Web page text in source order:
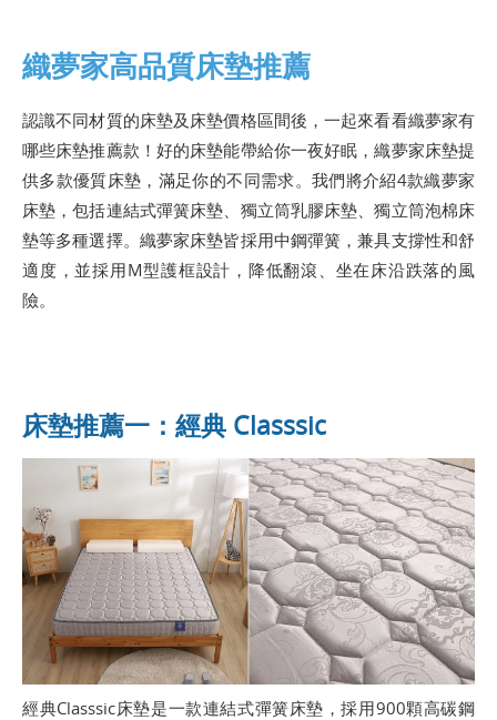
織夢家高品質床墊推薦
認識不同材質的床墊及床墊價格區間後，一起來看看織夢家有
哪些床墊推薦款！好的床墊能帶給你一夜好眠，織夢家床墊提
供多款優質床墊，滿足你的不同需求。我們將介紹4款織夢家
床墊，包括連結式彈簧床墊、獨立筒乳膠床墊、獨立筒泡棉床
墊等多種選擇。織夢家床墊皆採用中鋼彈簧，兼具支撐性和舒
適度，並採用M型護框設計，降低翻滾、坐在床沿跌落的風
險。
床墊推薦一：經典 Classsic
經典Classsic床墊是一款連結式彈簧床墊，採用900顆高碳鋼